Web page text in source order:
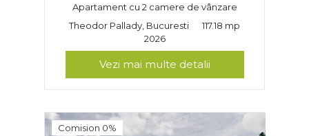
Apartament cu 2 camere de vânzare
Theodor Pallady, Bucuresti
117.18 mp
2026
Vezi mai multe detalii
Comision 0%